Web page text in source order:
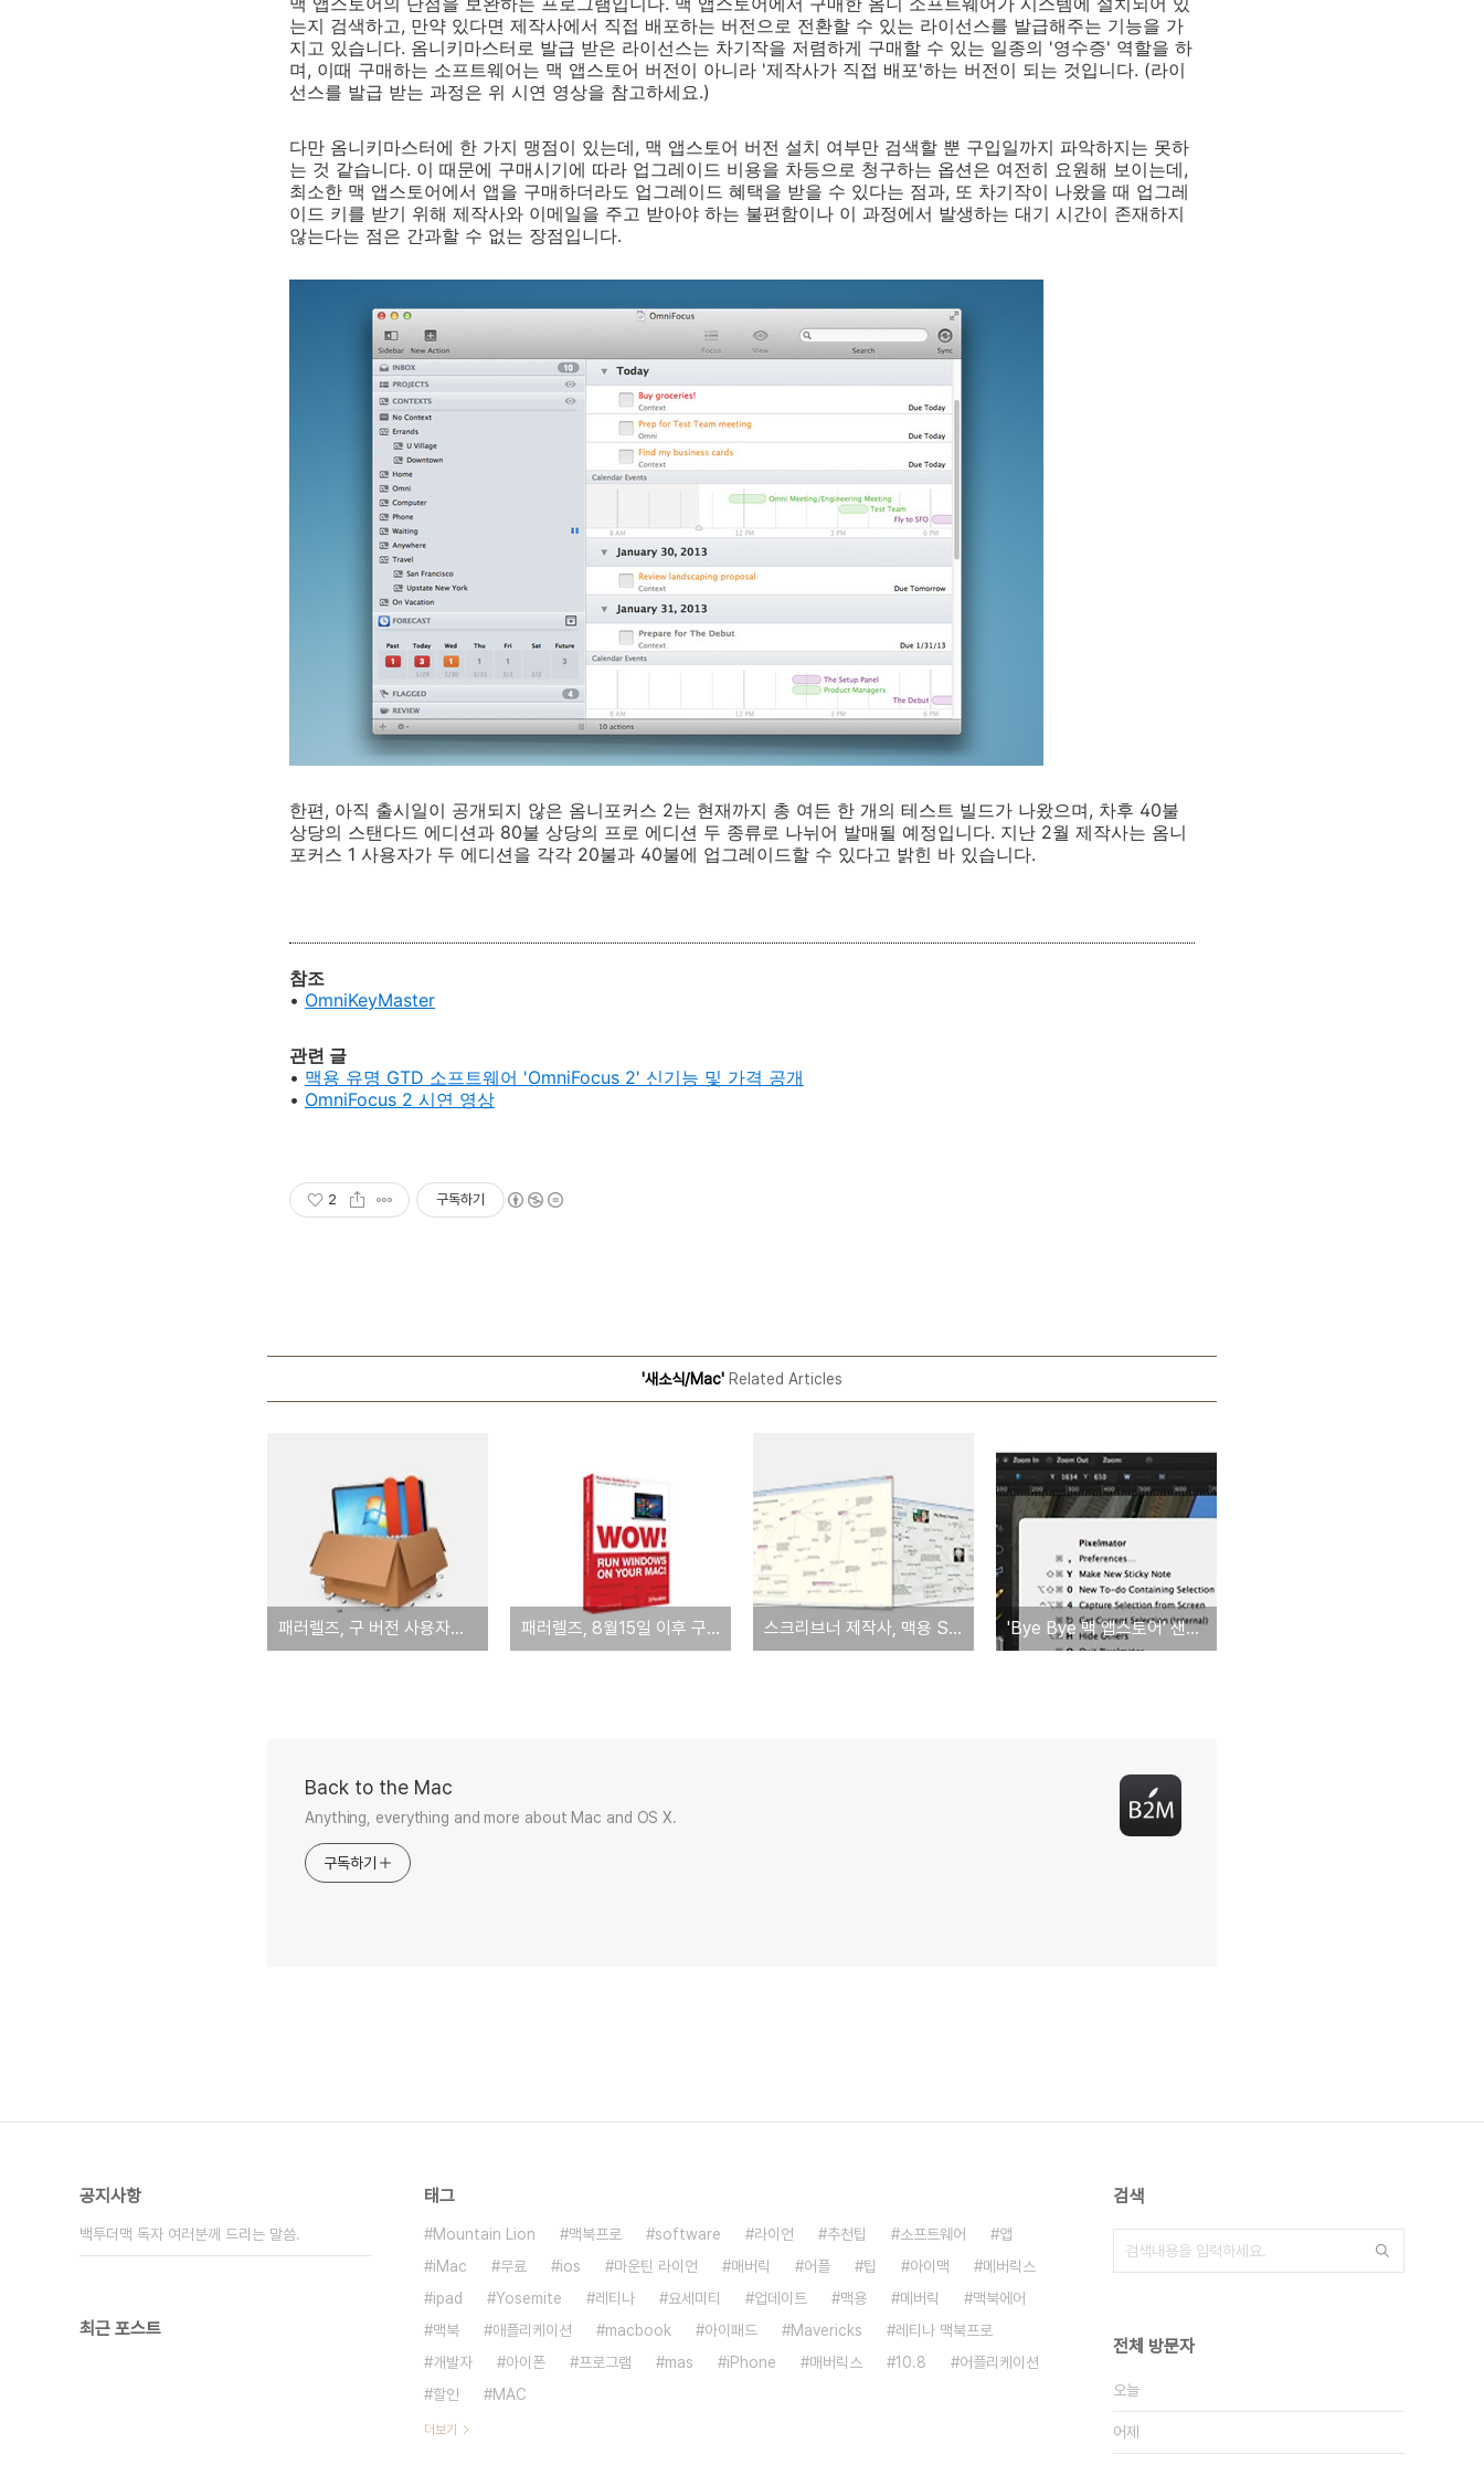
는지 검색하고, 만약 있다면 제작사에서 직접 배포하는 버전으로 전환할 수 있는 라이선스를 발급해주는 기능을 가
지고 있습니다. 옴니키마스터로 발급 받은 라이선스는 차기작을 저렴하게 구매할 수 있는 일종의 '영수증' 역할을 하
며, 이때 구매하는 소프트웨어는 맥 앱스토어 버전이 아니라 '제작사가 직접 배포'하는 버전이 되는 것입니다. (라이
선스를 발급 받는 과정은 위 시연 영상을 참고하세요.)
다만 옴니키마스터에 한 가지 맹점이 있는데, 맥 앱스토어 버전 설치 여부만 검색할 뿐 구입일까지 파악하지는 못하
는 것 같습니다. 이 때문에 구매시기에 따라 업그레이드 비용을 차등으로 청구하는 옵션은 여전히 요원해 보이는데,
최소한 맥 앱스토어에서 앱을 구매하더라도 업그레이드 혜택을 받을 수 있다는 점과, 또 차기작이 나왔을 때 업그레
이드 키를 받기 위해 제작사와 이메일을 주고 받아야 하는 불편함이나 이 과정에서 발생하는 대기 시간이 존재하지
않는다는 점은 간과할 수 없는 장점입니다.
한편, 아직 출시일이 공개되지 않은 옴니포커스 2는 현재까지 총 여든 한 개의 테스트 빌드가 나왔으며, 차후 40불
상당의 스탠다드 에디션과 80불 상당의 프로 에디션 두 종류로 나뉘어 발매될 예정입니다. 지난 2월 제작사는 옴니
포커스 1 사용자가 두 에디션을 각각 20불과 40불에 업그레이드할 수 있다고 밝힌 바 있습니다.
참조
• OmniKeyMaster
관련 글
• 맥용 유명 GTD 소프트웨어 'OmniFocus 2' 신기능 및 가격 공개
• OmniFocus 2 시연 영상
2 구독하기
'새소식/Mac' Related Articles
패러렐즈, 구 버전 사용자를 위한 패러렐즈 데스크톱 9 사전 업그레이드 프로모션 실시 패러렐즈, 8월15일 이후 구매자를 대상으로 하는 신제품 무상 업그레이드 프로그램 시행 스크리브너 제작사, 맥용 Scapple에 이어 윈도우 버전 개발 중. '베타 버전 다운로드' 'Bye Bye 맥 앱스토어' 샌드박싱 정책 때문에 맥 앱스토어를 떠난 CheatSheet
Back to the Mac
Anything, everything and more about Mac and OS X.
구독하기
공지사항
백투더맥 독자 여러분께 드리는 말씀.
최근 포스트
태그
Mountain Lion 맥북프로 software 라이언 추천팁 소프트웨어
앱
iMac
무료 ios 마운틴 라이언 매버릭 어플 팁 아이맥
메버릭스
ipad
Yosemite 레티나 요세미티 업데이트 맥용 메버릭
맥북에어
맥북
애플리케이션 macbook 아이패드 Mavericks
레티나 맥북프로
개발자
아이폰 프로그램 mas iPhone 매버릭스 10.8
어플리케이션
할인
MAC
더보기
검색
전체 방문자
오늘
어제